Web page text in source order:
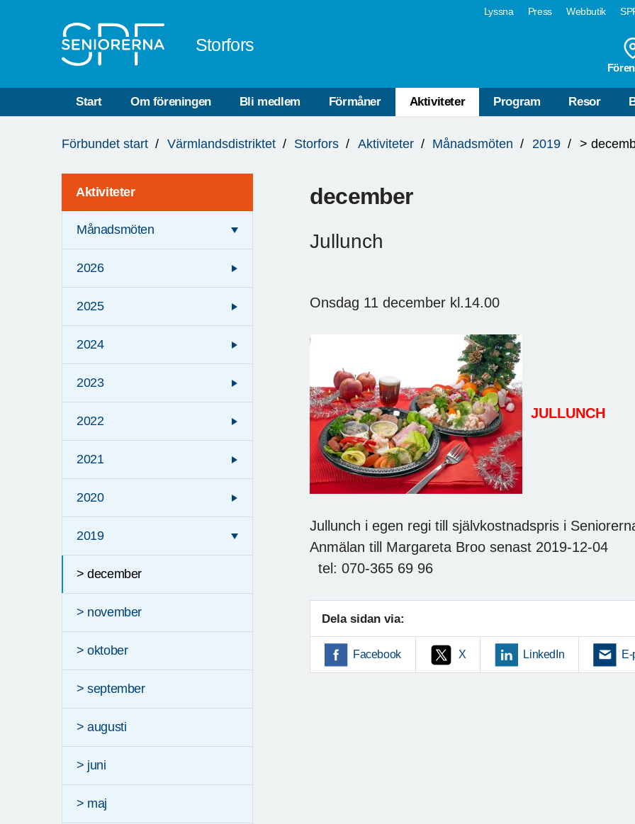
Lyssna Press Webbutik
Storfors
Start Om föreningen Bli medlem Förmåner Aktiviteter Program Resor
är
Förbundet start Värmlandsdistriktet Storfors Aktiviteter Månadsmöten 2019 >
Aktiviteter
Månadsmöten
2026
2025
2024
2023
2022
2021
2020
2019
> december
> november
> oktober
> september
> augusti
> juni
> maj
december
Jullunch
Onsdag 11 december kl.14.00
JULLUNCH
Jullunch i egen regi till självkostnadspris i
Anmälan till Margareta Broo senast 2019-12-04
tel: 070-365 69 96
Dela sidan via:
Facebook X LinkedIn